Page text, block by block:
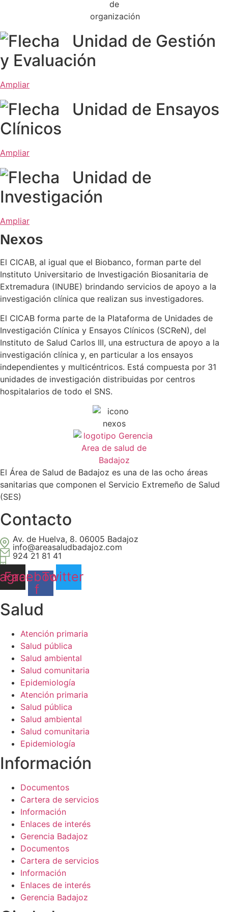
Unidad de Gestión
y Evaluación
Ampliar
Unidad de Ensayos
Clínicos
Ampliar
Unidad de
Investigación
Ampliar
Nexos
El CICAB, al igual que el Biobanco, forman parte del
Instituto Universitario de Investigación Biosanitaria de
Extremadura (INUBE) brindando servicios de apoyo a la
investigación clínica que realizan sus investigadores.
El CICAB forma parte de la Plataforma de Unidades de
Investigación Clínica y Ensayos Clínicos (SCReN), del
Instituto de Salud Carlos III, una estructura de apoyo a la
investigación clínica y, en particular a los ensayos
independientes y multicéntricos. Está compuesta por 31
unidades de investigación distribuidas por centros
hospitalarios de todo el SNS.
El Área de Salud de Badajoz es una de las ocho áreas
sanitarias que componen el Servicio Extremeño de Salud
(SES)
Contacto
Av. de Huelva, 8. 06005 Badajoz
info@areasaludbadajoz.com
924 21 81 41
Facebook-
f
Twitter
Salud​
Atención primaria
Salud pública
Salud ambiental
Salud comunitaria
Epidemiología
Atención primaria
Salud pública
Salud ambiental
Salud comunitaria
Epidemiología
Información​
Documentos
Cartera de servicios
Información
Enlaces de interés
Gerencia Badajoz
Documentos
Cartera de servicios
Información
Enlaces de interés
Gerencia Badajoz